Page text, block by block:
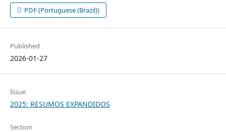
PDF (Portuguese (Brazil))
Published
2026-01-27
Issue
2025: RESUMOS EXPANDIDOS
Section